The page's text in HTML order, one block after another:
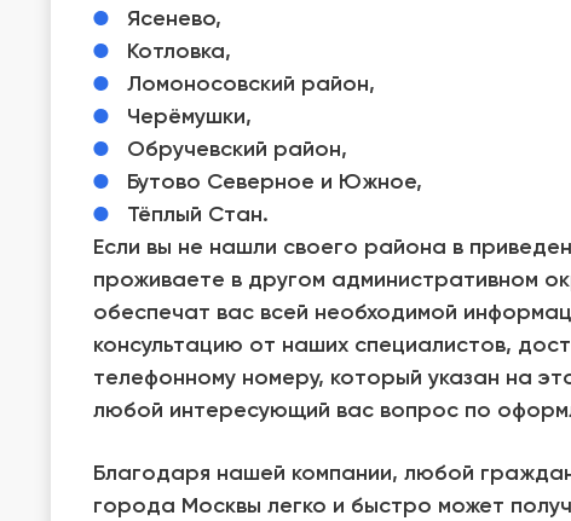
Ясенево,
Котловка,
Ломоносовский район,
Черёмушки,
Обручевский район,
Бутово Северное и Южное,
Тёплый Стан.
Если вы не нашли своего района в
проживаете в другом административном
обеспечат вас всей необходимой
консультацию от наших специалистов,
телефонному номеру, который указан на
любой интересующий вас вопрос по
Благодаря нашей компании, любой
города Москвы легко и быстро может